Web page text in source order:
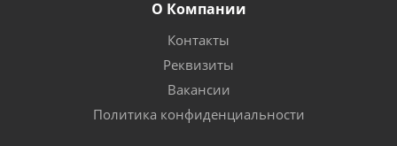
О Компании
Контакты
Реквизиты
Вакансии
Политика конфиденциальности